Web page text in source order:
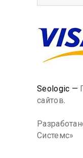
Seologic —
сайтов.
Системс»